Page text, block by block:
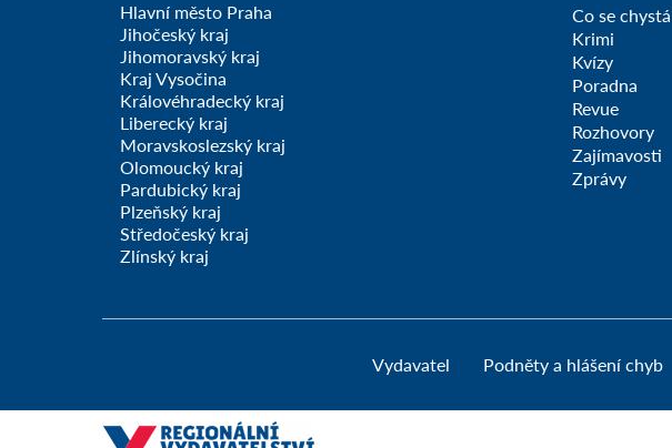
Hlavní město Praha
Jihočeský kraj
Jihomoravský kraj
Kraj Vysočina
Královéhradecký kraj
Liberecký kraj
Moravskoslezský kraj
Olomoucký kraj
Pardubický kraj
Plzeňský kraj
Středočeský kraj
Zlínský kraj
Co se chystá
Krimi
Kvízy
Poradna
Revue
Rozhovory
Zajímavosti
Zprávy
Vydavatel Podněty a hlášení chyb